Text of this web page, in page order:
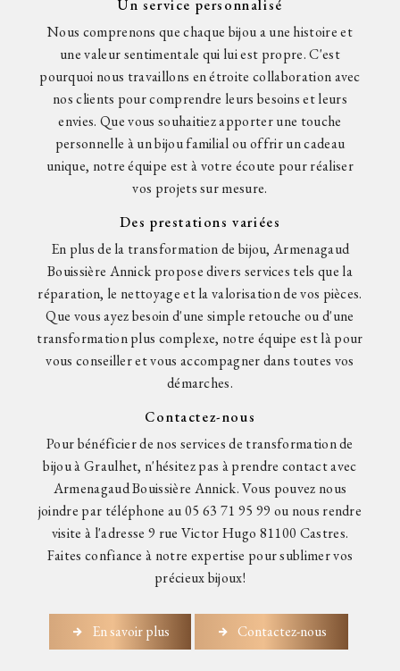
Un service personnalisé
Nous comprenons que chaque bijou a une histoire et
une valeur sentimentale qui lui est propre. C'est
pourquoi nous travaillons en étroite collaboration avec
nos clients pour comprendre leurs besoins et leurs
envies. Que vous souhaitiez apporter une touche
personnelle à un bijou familial ou offrir un cadeau
unique, notre équipe est à votre écoute pour réaliser
vos projets sur mesure.
Des prestations variées
En plus de la transformation de bijou, Armenagaud
Bouissière Annick propose divers services tels que la
réparation, le nettoyage et la valorisation de vos pièces.
Que vous ayez besoin d'une simple retouche ou d'une
transformation plus complexe, notre équipe est là pour
vous conseiller et vous accompagner dans toutes vos
démarches.
Contactez-nous
Pour bénéficier de nos services de transformation de
bijou à Graulhet, n'hésitez pas à prendre contact avec
Armenagaud Bouissière Annick. Vous pouvez nous
joindre par téléphone au 05 63 71 95 99 ou nous rendre
visite à l'adresse 9 rue Victor Hugo 81100 Castres.
Faites confiance à notre expertise pour sublimer vos
précieux bijoux!
En savoir plus Contactez-nous